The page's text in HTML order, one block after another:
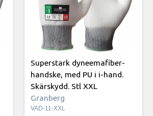
Superstark dyneemafiber-
handske, med PU i i-hand.
Skärskydd. Stl XXL
Granberg
VAD-11-XXL